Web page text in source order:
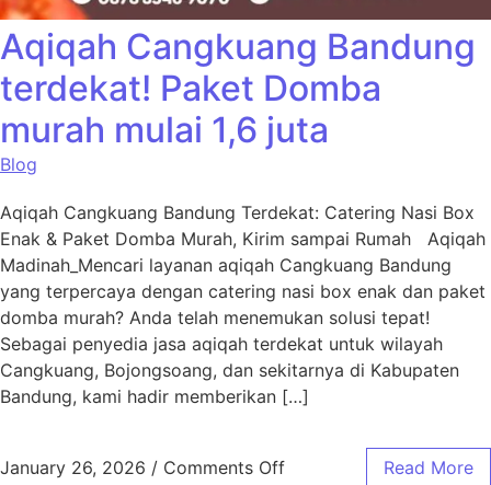
Aqiqah Cangkuang Bandung
terdekat! Paket Domba
murah mulai 1,6 juta
Blog
Aqiqah Cangkuang Bandung Terdekat: Catering Nasi Box
Enak & Paket Domba Murah, Kirim sampai Rumah Aqiqah
Madinah_Mencari layanan aqiqah Cangkuang Bandung
yang terpercaya dengan catering nasi box enak dan paket
domba murah? Anda telah menemukan solusi tepat!
Sebagai penyedia jasa aqiqah terdekat untuk wilayah
Cangkuang, Bojongsoang, dan sekitarnya di Kabupaten
Bandung, kami hadir memberikan […]
January 26, 2026 / Comments Off Read More